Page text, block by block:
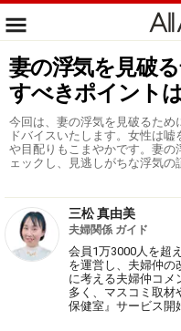
妻の浮気を見破
すべきポイント
今回は、妻の浮気を見破るた
ドバイスいたします。女性は
や目配りもこまやかです。妻
ェックし、見逃しがちな浮気の
三松 真由美
夫婦関係 ガイド
会員1万3000人を超
を運営し、夫婦仲の
に考える夫婦仲コメ
多く、マスコミ取材
保健室』サービス開